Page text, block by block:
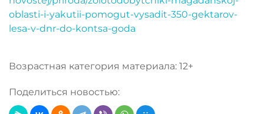
oblasti-i-yakutii-pomogut-vysadit-350-gektarov-
lesa-v-dnr-do-kontsa-goda
Возрастная категория материала: 12+
Поделиться новостью: